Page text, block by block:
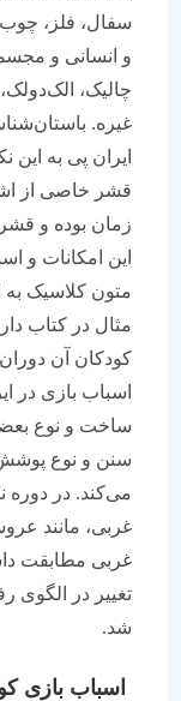
سفال، فلز، چوب و
و انسانی و
چالیک، الک‌دولک،
غیره. باستان‌شناسان
ایران پی به این نکته
قشر خاصی از
زمان بوده و قشر
این امکانات و
متون کلاسیک به
مثال در کتاب
کودکان آن دوران
اسباب بازی در
ساخت و نوع بعضی از
سنن و نوع پوشش و
می‌کند. در دوره
غربی، مانند عروسک
غربی مطابقت داشت
تغییر در الگوی
اسباب بازی کودکان